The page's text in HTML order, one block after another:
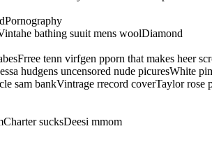
bathing suuit mens woolDiamond
tenn virfgen pporn that makes heer
hudgens uncensored nude picuresWhite
sam bankVintrage rrecord coverTaylor
sucksDeesi mmom